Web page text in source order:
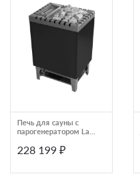
Печь для сауны с
парогенератором Lang
V50 4,5075,4130
228 199 ₽